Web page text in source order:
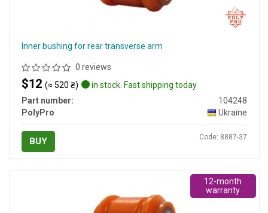
Inner bushing for rear transverse arm
0 reviews
$12 (≈ 520 ₴)
in stock. Fast shipping today
Part number:
104248
PolyPro
Ukraine
BUY Code: 8887-37
12-month
warranty